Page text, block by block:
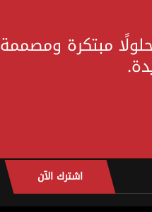
مبتكرة ومصممة
اشترك الآن